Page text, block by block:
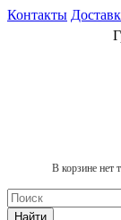
Контакты
В корзине нет
Найти